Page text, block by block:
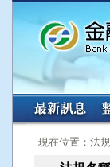
:::
現在位置：法